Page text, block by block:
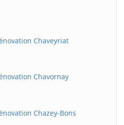
Chaveyriat
Chavornay
Chazey-Bons